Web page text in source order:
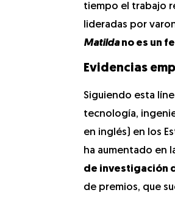
tiempo el trabajo
lideradas por
Matildano es un
Evidencias
Siguiendo esta
tecnología,
en inglés) en los
ha aumentado en
de investigación
de premios, que